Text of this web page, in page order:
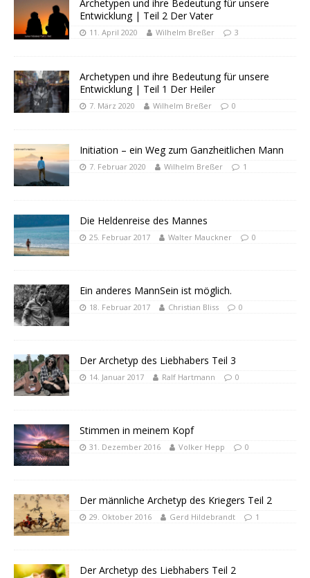
Archetypen und ihre Bedeutung für unsere
Entwicklung | Teil 2 Der Vater
11. April 2020 Wilhelm Breßer 3
Archetypen und ihre Bedeutung für unsere
Entwicklung | Teil 1 Der Heiler
7. März 2020 Wilhelm Breßer 0
Initiation – ein Weg zum Ganzheitlichen Mann
7. Februar 2020 Wilhelm Breßer 1
Die Heldenreise des Mannes
25. Februar 2017 Walter Mauckner 0
Ein anderes MannSein ist möglich.
18. Februar 2017 Christian Bliss 0
Der Archetyp des Liebhabers Teil 3
14. Januar 2017 Ralf Hartmann 0
Stimmen in meinem Kopf
31. Dezember 2016 Volker Hepp 0
Der männliche Archetyp des Kriegers Teil 2
29. Oktober 2016 Gerd Hildebrandt 1
Der Archetyp des Liebhabers Teil 2